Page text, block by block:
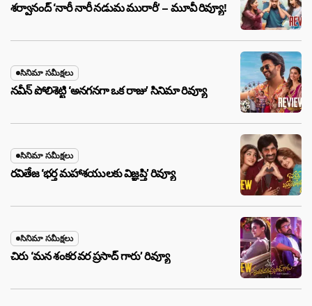
శర్వానంద్ ‘నారీ నారీ నడుమ మురారీ’ – మూవీ రివ్యూ!
సినిమా సమీక్షలు
నవీన్ పోలిశెట్టి ‘అనగనగా ఒక రాజు’ సినిమా రివ్యూ
సినిమా సమీక్షలు
రవితేజ ‘భర్త మహాశయులకు విజ్ఞప్తి’ రివ్యూ
సినిమా సమీక్షలు
చిరు ‘మ‌న శంక‌ర వ‌ర ప్ర‌సాద్ గారు’ రివ్యూ